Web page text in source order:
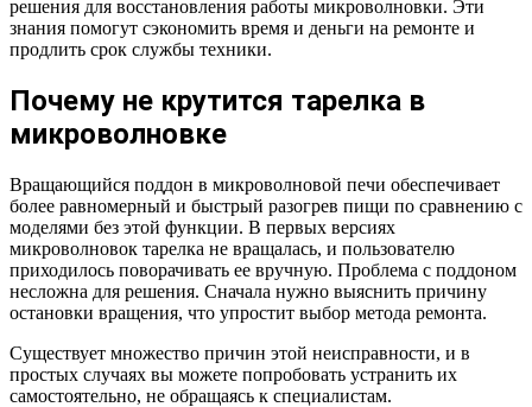
решения для восстановления работы микроволновки. Эти
знания помогут сэкономить время и деньги на ремонте и
продлить срок службы техники.
Почему не крутится тарелка в
микроволновке
Вращающийся поддон в микроволновой печи обеспечивает
более равномерный и быстрый разогрев пищи по сравнению с
моделями без этой функции. В первых версиях
микроволновок тарелка не вращалась, и пользователю
приходилось поворачивать ее вручную. Проблема с поддоном
несложна для решения. Сначала нужно выяснить причину
остановки вращения, что упростит выбор метода ремонта.
Существует множество причин этой неисправности, и в
простых случаях вы можете попробовать устранить их
самостоятельно, не обращаясь к специалистам.